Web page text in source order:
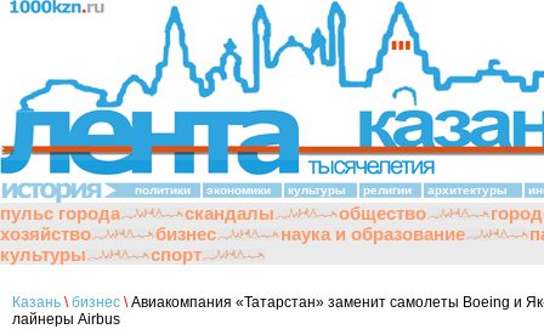
политики экономики культуры религии архитектуры
пульс города скандалы общество
хозяйство
бизнес наука и образование
культуры
спорт
Казань \ бизнес \Авиакомпания «Татарстан» заменит самолеты Boeing и
лайнеры Airbus